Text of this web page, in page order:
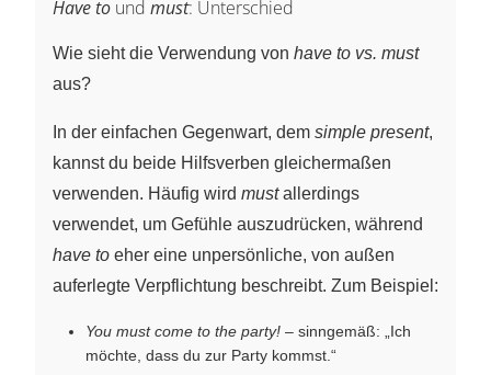
Have to und must: Unterschied
Wie sieht die Verwendung von have to vs. must
aus?
In der einfachen Gegenwart, dem simple present,
kannst du beide Hilfsverben gleichermaßen
verwenden. Häufig wird mustallerdings
verwendet, um Gefühle auszudrücken, während
have to eher eine unpersönliche, von außen
auferlegte Verpflichtung beschreibt. Zum Beispiel:
You must come to the party! – sinngemäß: „Ich
möchte, dass du zur Party kommst.“